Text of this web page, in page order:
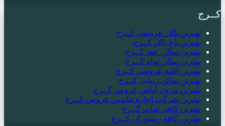
کــرج
بهترین تالار عروسی کــرج
بهترین باغ تالار کــرج
بهترین سالن عقد کــرج
بهترین سالن تولد کــرج
بهترین آتلیه عروسی کــرج
بهترین سالن زیبایی کــرج
بهترین مزون لباس عروس کــرج
بهترین شرکت اجاره ماشین عروس کــرج
بهترین کافی شاپ کــرج
بهترین کافه رستوران کــرج